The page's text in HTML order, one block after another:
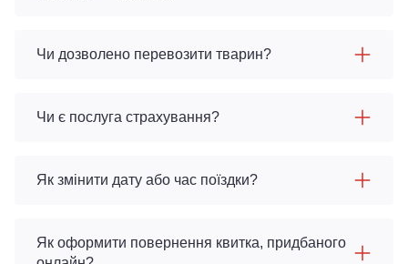
Чи дозволено перевозити тварин?
Чи є послуга страхування?
Як змінити дату або час поїздки?
Як оформити повернення квитка, придбаного